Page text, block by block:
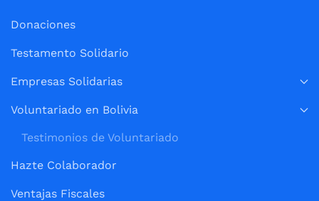
Donaciones
Testamento Solidario
Empresas Solidarias
Voluntariado en Bolivia
Testimonios de Voluntariado
Hazte Colaborador
Ventajas Fiscales